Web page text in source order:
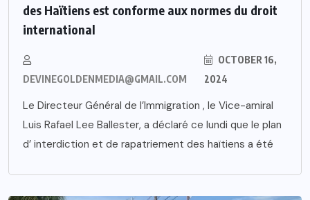
des Haïtiens est conforme aux normes du droit
international
DEVINEGOLDENMEDIA@GMAIL.COM
OCTOBER 16,
2024
Le Directeur Général de l’Immigration , le Vice-amiral
Luis Rafael Lee Ballester, a déclaré ce lundi que le plan
d’ interdiction et de rapatriement des haïtiens a été